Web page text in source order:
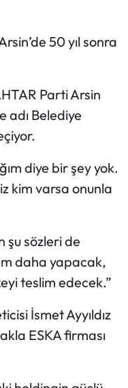
50 yıl sonra
Parti Arsin
adı Belediye
diye bir şey yok.
kim varsa onunla
şu sözleri de
daha yapacak,
teslim edecek.”
İsmet Ayyıldız
ESKA firması